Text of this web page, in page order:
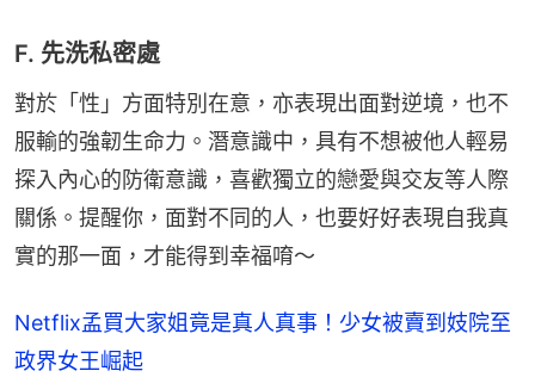
F. 先洗私密處
對於「性」方面特別在意，亦表現出面對逆境，也不
服輸的強韌生命力。潛意識中，具有不想被他人輕易
探入內心的防衛意識，喜歡獨立的戀愛與交友等人際
關係。提醒你，面對不同的人，也要好好表現自我真
實的那一面，才能得到幸福唷～
Netflix孟買大家姐竟是真人真事！少女被賣到妓院至
政界女王崛起